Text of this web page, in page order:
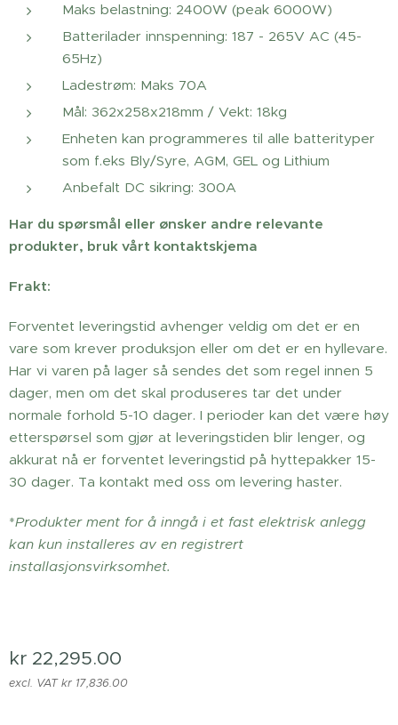
Maks belastning: 2400W (peak 6000W)
Batterilader innspenning: 187 - 265V AC (45-
65Hz)
Ladestrøm: Maks 70A
Mål: 362x258x218mm / Vekt: 18kg
Enheten kan programmeres til alle batterityper
som f.eks Bly/Syre, AGM, GEL og Lithium
Anbefalt DC sikring: 300A
Har du spørsmål eller ønsker andre relevante
produkter, bruk vårt kontaktskjema
Frakt:
Forventet leveringstid avhenger veldig om det er en
vare som krever produksjon eller om det er en hyllevare.
Har vi varen på lager så sendes det som regel innen 5
dager, men om det skal produseres tar det under
normale forhold 5-10 dager. I perioder kan det være høy
etterspørsel som gjør at leveringstiden blir lenger, og
akkurat nå er forventet leveringstid på hyttepakker 15-
30 dager. Ta kontakt med oss om levering haster.
*Produkter ment for å inngå i et fast elektrisk anlegg
kan kun installeres av en registrert
installasjonsvirksomhet.
kr 22,295.00
excl. VAT kr 17,836.00